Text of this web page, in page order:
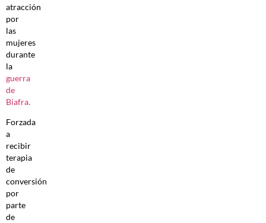
atracción
por
las
mujeres
durante
la
guerra
de
Biafra.
Forzada
a
recibir
terapia
de
conversión
por
parte
de